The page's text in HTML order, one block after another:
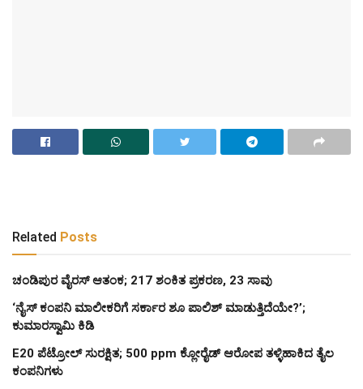
Related Posts
ಚಂಡಿಪುರ ವೈರಸ್ ಆತಂಕ; 217 ಶಂಕಿತ ಪ್ರಕರಣ, 23 ಸಾವು
‘ನೈಸ್ ಕಂಪನಿ ಮಾಲೀಕರಿಗೆ ಸರ್ಕಾರ ಶೂ ಪಾಲಿಶ್ ಮಾಡುತ್ತಿದೆಯೇ?’;
ಕುಮಾರಸ್ವಾಮಿ ಕಿಡಿ
E20 ಪೆಟ್ರೋಲ್ ಸುರಕ್ಷಿತ; 500 ppm ಕ್ಲೋರೈಡ್ ಆರೋಪ ತಳ್ಳಿಹಾಕಿದ ತೈಲ
ಕಂಪನಿಗಳು